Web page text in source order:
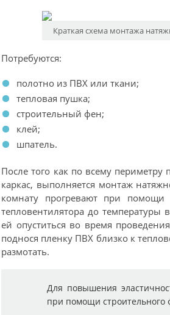
Краткая схема монтажа
Потребуются:
полотно из ПВХ или ткани;
тепловая пушка;
строительный фен;
клей;
шпатель.
После того как по всему
каркас, выполняется монтаж
комнату прогревают при
тепловентилятора до
ей опуститься во время
поднося пленку ПВХ близко к
размотать.
Для повышения
при помощи строительного